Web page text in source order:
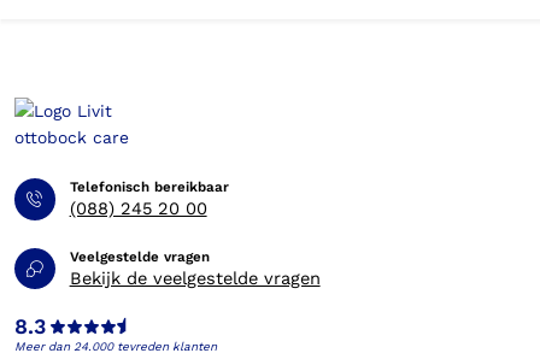
Telefonisch bereikbaar
(088) 245 20 00
Veelgestelde vragen
Bekijk de veelgestelde vragen
8.3
Meer dan 24.000 tevreden klanten